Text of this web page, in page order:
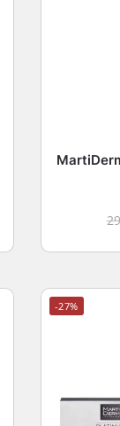
-27%